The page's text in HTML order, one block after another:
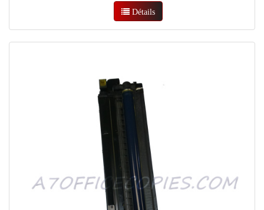
Détails